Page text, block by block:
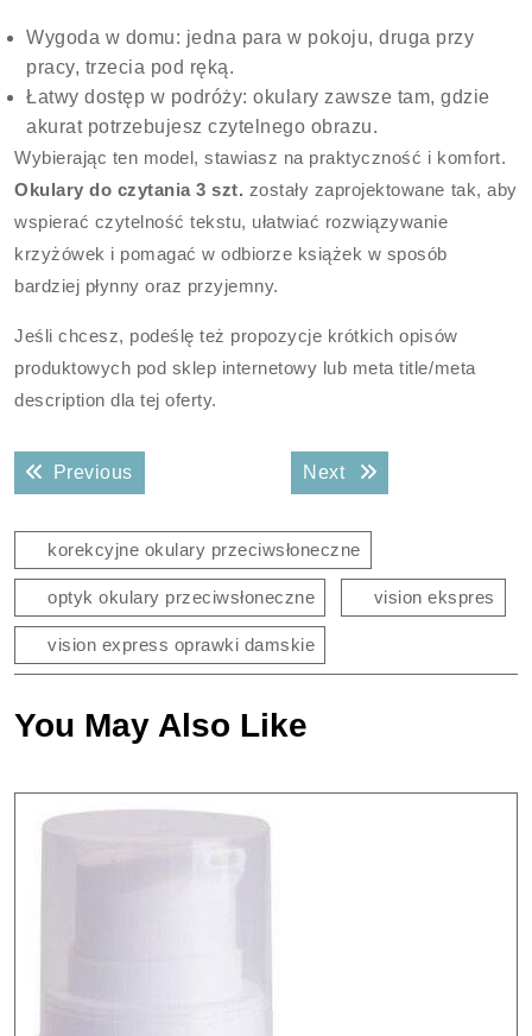
Wygoda w domu: jedna para w pokoju, druga przy
pracy, trzecia pod ręką.
Łatwy dostęp w podróży: okulary zawsze tam, gdzie
akurat potrzebujesz czytelnego obrazu.
Wybierając ten model, stawiasz na praktyczność i komfort.
Okulary do czytania 3 szt. zostały zaprojektowane tak, aby
wspierać czytelność tekstu, ułatwiać rozwiązywanie
krzyżówek i pomagać w odbiorze książek w sposób
bardziej płynny oraz przyjemny.
Jeśli chcesz, podeślę też propozycje krótkich opisów
produktowych pod sklep internetowy lub meta title/meta
description dla tej oferty.
Nawigacja
wpisuPreviousPrevious post: Next Next post:
korekcyjne okulary przeciwsłoneczne
optyk okulary przeciwsłoneczne vision ekspres
vision express oprawki damskie
You May Also Like